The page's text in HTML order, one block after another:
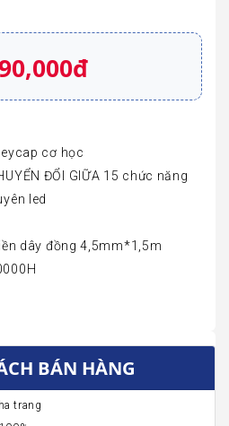
cơ học
ĐỔI GIỮA 15 chức năng
led
dây đồng 4,5mm*1,5m
BÁN HÀNG
trang